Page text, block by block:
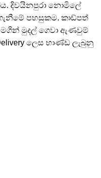
දිවයිනපුරා නොමිලේ
පහසුකම. කාඩ්පත්
මුදල් ගෙවා ඇණවුම්
ලෙස භාණ්ඩ ලැබුනු